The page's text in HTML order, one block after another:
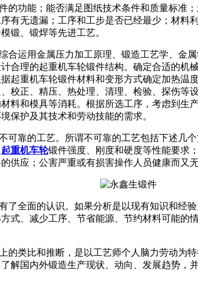
的功能；能否满足图纸技术条件和质量标准
有无遗漏；工序和工步是否已经最少；材
锻、锻焊等先进工艺。
合运用金属压力加工原理、锻造工艺学、金
合理的起重机车轮锻件结构。确定合适的
起重机车轮锻件材料和变形方式确定加热
校正、精压、热处理、清理、检验、探伤
料和模具等消耗。根据所选工序，考虑到
保护及其技术和劳动技能的需求。
可靠的工艺。所谓不可靠的工艺包括下述几
起重机车轮锻件强度、刚度和硬度等性能要求
供应；公害严重或有损害操作人员健康而又
了全面的认识。如果分析是以现有知识和经
式、减少工序、节省能源、节约材料可能
的类比和推断，是以工艺师个人脑力劳动为
解国内外锻造生产现状、动向、发展趋势，